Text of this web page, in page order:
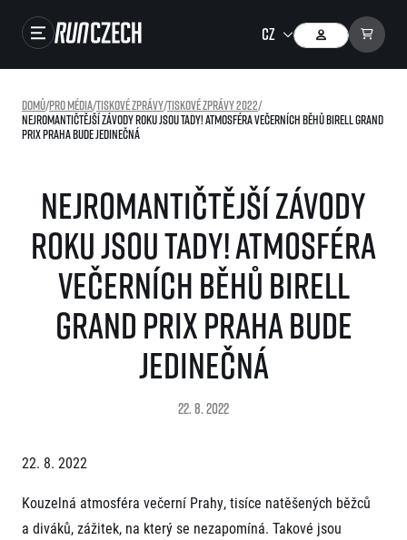
Výsledky
RunCzech Store
Running Mall
Běžecké série
Běžecká liga
EuroHeroes Challenge 2026
EuroHeroes Challenge 2024
EuroHeroes Challenge 2023
O Napoli Running
RunCzech Halfs
Projekt RunCzech Halfs
Pro běžce
Domů/Pro média/Tiskové zprávy/Tiskové zprávy 2022/
Nejromantičtější závody roku jsou tady! Atmosféra večerních běhů Birell Grand
Prix Praha bude jedinečná
Nejromantičtější závody
roku jsou tady! Atmosféra
večerních běhů Birell
Grand Prix Praha bude
jedinečná
22. 8. 2022
22. 8. 2022
Kouzelná atmosféra večerní Prahy, tisíce natěšených běžců
a diváků, zážitek, na který se nezapomíná. Takové jsou